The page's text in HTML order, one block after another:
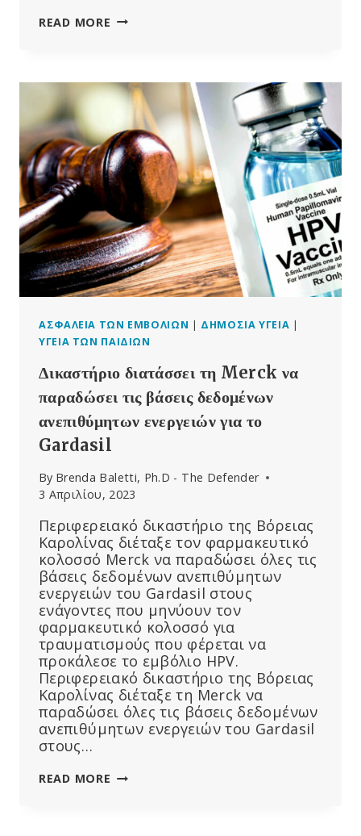
READ MORE Ο
ΣΤΗ
ΓΑΛΛΊΑ
ΜΕΤΆ
ΤΟΝ
ΕΜΒΟΛΙΑΣΜΌ
ΚΑΤΆ
ΤΟΥ
HPV
ΠΥΡΟΔΟΤΕΊ
ΈΡΕΥΝΑ
ΓΙΑ
ΤΗΝ
ΑΣΦΆΛΕΙΑ
GARDASIL
ΚΑΙ
ΕΚΣΤΡΑΤΕΊΕΣ
ΕΜΒΟΛΙΑΣΜΟΎ
ΣΧΟΛΕΊΑ
ΑΣΦΆΛΕΙΑ ΤΩΝ ΕΜΒΟΛΊΩΝ | ΔΗΜΌΣΙΑ ΥΓΕΊΑ |
ΥΓΕΊΑ ΤΩΝ ΠΑΙΔΙΏΝ
Δικαστήριο διατάσσει τη Merck να
παραδώσει τις βάσεις δεδομένων
ανεπιθύμητων ενεργειών για το
Gardasil
By Brenda Baletti, Ph.D - The Defender
3 Απριλίου, 2023
Περιφερειακό δικαστήριο της Βόρειας
Καρολίνας διέταξε τον φαρμακευτικό
κολοσσό Merck να παραδώσει όλες τις
βάσεις δεδομένων ανεπιθύμητων
ενεργειών του Gardasil στους
ενάγοντες που μηνύουν τον
φαρμακευτικό κολοσσό για
τραυματισμούς που φέρεται να
προκάλεσε το εμβόλιο HPV.
Περιφερειακό δικαστήριο της Βόρειας
Καρολίνας διέταξε τη Merck να
παραδώσει όλες τις βάσεις δεδομένων
ανεπιθύμητων ενεργειών του Gardasil
στους…
READ MORE ΔΙΚΑΣΤΉΡΙΟ